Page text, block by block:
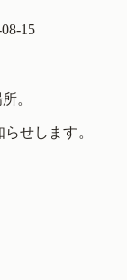
15
。
せします。